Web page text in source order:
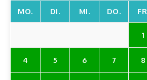
MO. DI. MI. DO.
1
4 5 6 7 8